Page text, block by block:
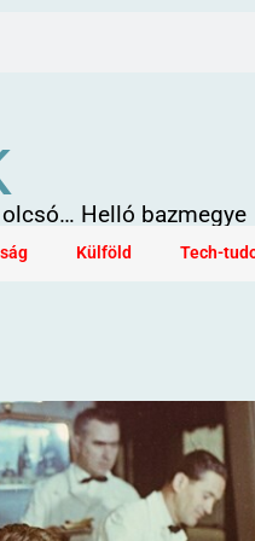
Helló bazmegye
Külföld Tech-